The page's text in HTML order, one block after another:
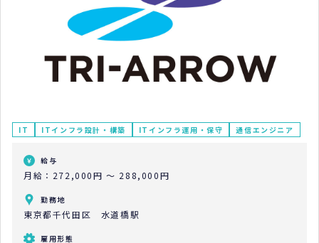
IT ITインフラ設計・構築 ITインフラ運用・保守 通信エンジニア
給与
月給：272,000円 ～ 288,000円
勤務地
東京都千代田区 水道橋駅
雇用形態